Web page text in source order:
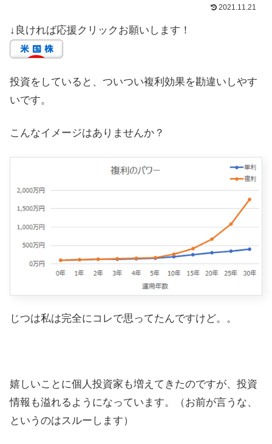
2021.11.21
↓良ければ応援クリックお願いします！
投資をしていると、ついつい複利効果を勘違いしやす
いです。
こんなイメージはありませんか？
じつは私は完全にコレで思ってたんですけど。。
嬉しいことに個人投資家も増えてきたのですが、投資
情報も溢れるようになっています。（お前が言うな、
というのはスルーします）